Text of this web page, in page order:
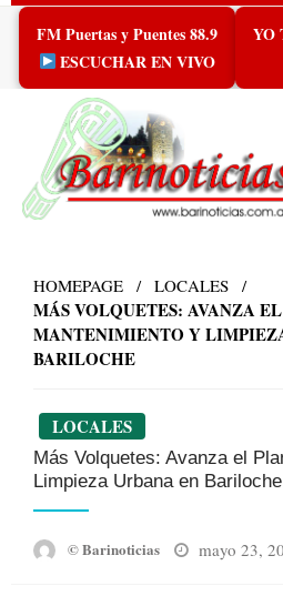
Skip
content
FM Puertas y Puentes 88.9
ESCUCHAR EN VIVO
YO
HOMEPAGE LOCALES
MÁS VOLQUETES: AVANZA
MANTENIMIENTO Y
BARILOCHE
LOCALES
Más Volquetes: Avanza el
Limpieza Urbana en Bariloche
© Barinoticias
Posted
mayo 23,